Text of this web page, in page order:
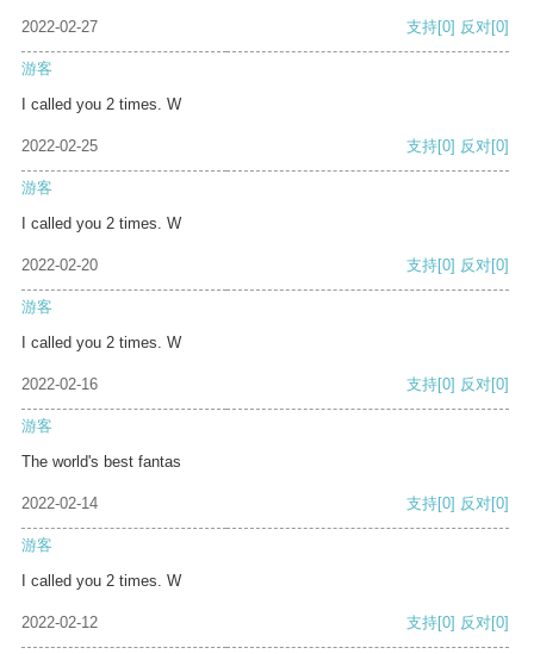
2022-02-27 支持[0] 反对[0]
游客
I called you 2 times. W
2022-02-25 支持[0] 反对[0]
游客
I called you 2 times. W
2022-02-20 支持[0] 反对[0]
游客
I called you 2 times. W
2022-02-16 支持[0] 反对[0]
游客
The world's best fantas
2022-02-14 支持[0] 反对[0]
游客
I called you 2 times. W
2022-02-12 支持[0] 反对[0]